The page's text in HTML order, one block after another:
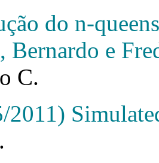
do n-
Bernardo e
C.
2011)